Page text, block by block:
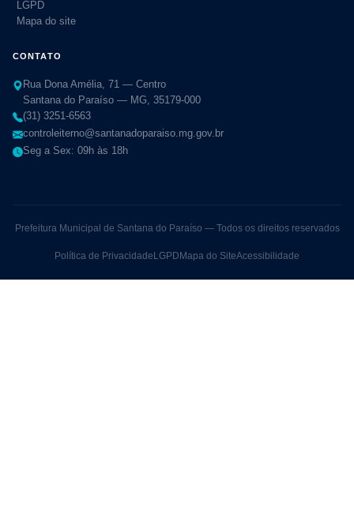
LGPD
Mapa do site
CONTATO
Rua Dona Amélia, 71 — Centro
Santana do Paraíso — MG, 35179-000
(31) 3251-6563
controleiterno@santanadoparaiso.mg.gov.br
Seg a Sex: 09h às 18h
Prefeitura Municipal de Santana do Paraíso — Todos os direitos reservados
Política de Privacidade LGPD Mapa do SiteAcessibilidade